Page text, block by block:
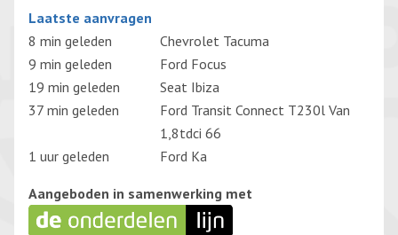
Gelieve dit veld leeg te laten.
Laatste aanvragen
8 min geleden
Chevrolet Tacuma
9 min geleden
Ford Focus
19 min geleden
Seat Ibiza
37 min geleden
Ford Transit Connect T230l Van
1,8tdci 66
1 uur geleden
Ford Ka
Aangeboden in samenwerking met